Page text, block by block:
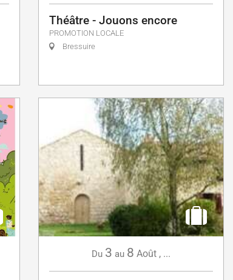
Théâtre - Jouons encore
PROMOTION LOCALE
Bressuire
Du 3 au 8 Août , ...